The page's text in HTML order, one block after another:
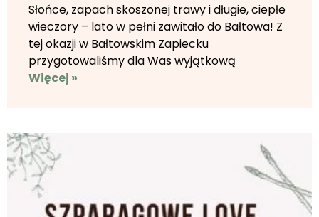
Słońce, zapach skoszonej trawy i długie, ciepłe
wieczory – lato w pełni zawitało do Bałtowa! Z
tej okazji w Bałtowskim Zapiecku
przygotowaliśmy dla Was wyjątkową
Więcej »